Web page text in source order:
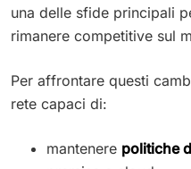
una delle sfide principali
rimanere competitive sul
Per affrontare questi
rete capaci di:
mantenere politiche